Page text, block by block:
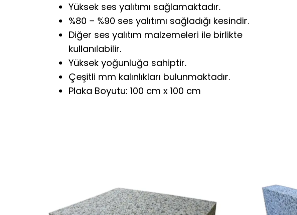
Yüksek ses yalıtımı sağlamaktadır.
%80 – %90 ses yalıtımı sağladığı kesindir.
Diğer ses yalıtım malzemeleri ile birlikte
kullanılabilir.
Yüksek yoğunluğa sahiptir.
Çeşitli mm kalınlıkları bulunmaktadır.
Plaka Boyutu: 100 cm x 100 cm